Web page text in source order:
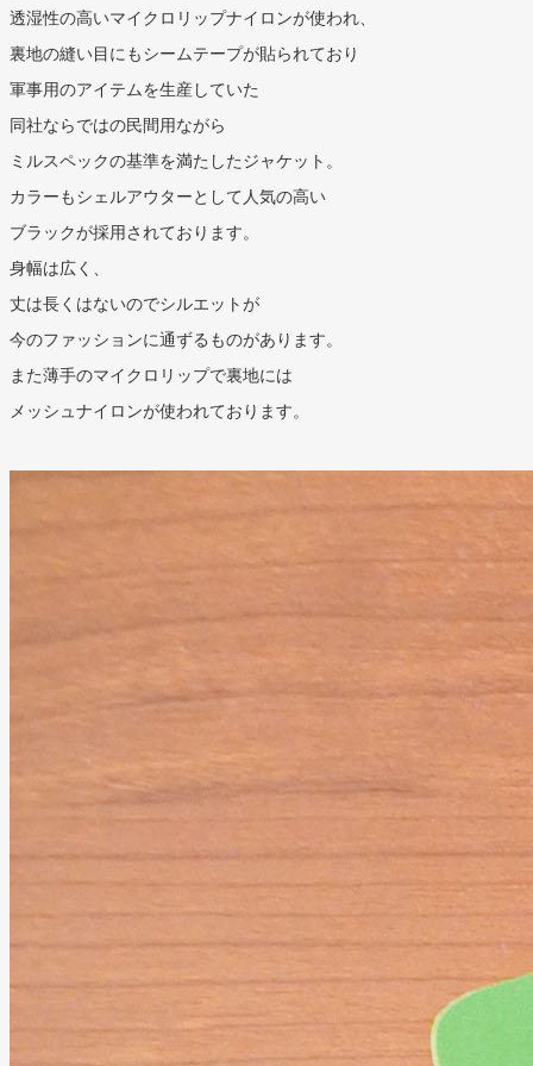
透湿性の高いマイクロリップナイロンが使われ、
裏地の縫い目にもシームテープが貼られており
軍事用のアイテムを生産していた
同社ならではの民間用ながら
ミルスペックの基準を満たしたジャケット。
カラーもシェルアウターとして人気の高い
ブラックが採用されております。
身幅は広く、
丈は長くはないのでシルエットが
今のファッションに通ずるものがあります。
また薄手のマイクロリップで裏地には
メッシュナイロンが使われております。